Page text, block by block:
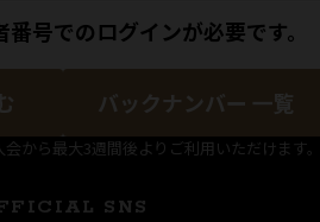
号でのログインが必要です。
バックナンバー 一覧
から最大3週間後よりご利用いただけます
SNS